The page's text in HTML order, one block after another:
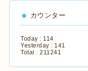
カウンター
Today : 114
Yesterday : 141
Total : 211241